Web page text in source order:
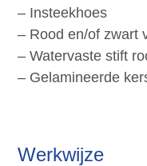
– Insteekhoes
– Rood en/of zwart
– Watervaste stift
– Gelamineerde
Werkwijze